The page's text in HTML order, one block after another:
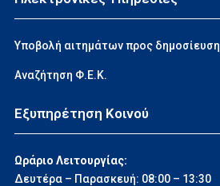
Υποβολή αιτημάτων προς δημοσίευση
Αναζήτηση Φ.Ε.Κ.
Εξυπηρέτηση Κοινού
Ωράριο Λειτουργίας:
Δευτέρα – Παρασκευή: 08:00 – 13:30